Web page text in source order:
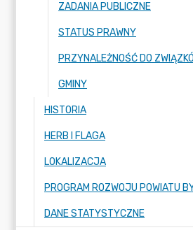
ZADANIA PUBLICZNE
STATUS PRAWNY
GMINY
HISTORIA
HERB I FLAGA
LOKALIZACJA
DANE STATYSTYCZNE